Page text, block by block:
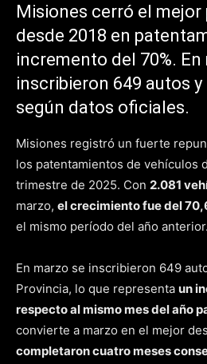
Misiones cerró el
desde 2018 en
incremento del 70%. En
inscribieron 649 autos y
según datos oficiales.
Misiones registró un fuerte
los patentamientos de vehículos
trimestre de 2025. Con 2.081
marzo, el crecimiento fue del
el mismo período del año anterior.
En marzo se inscribieron 649
Provincia, lo que representa un
respecto al mismo mes del año
convierte a marzo en el mejor
completaron cuatro meses